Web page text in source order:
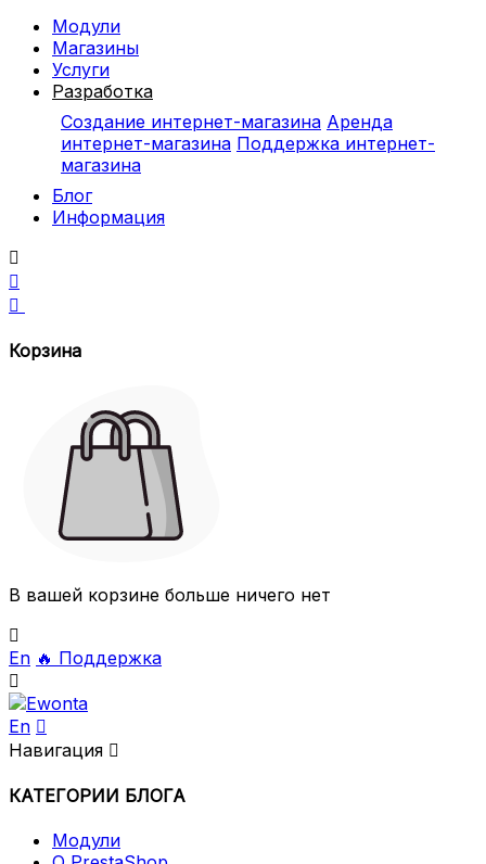
Модули
Магазины
Услуги
Разработка
Создание интернет-магазина Аренда
интернет-магазина Поддержка интернет-
магазина
Блог
Информация



Корзина
В вашей корзине больше ничего нет

En 🔥 Поддержка

En 
Навигация 
КАТЕГОРИИ БЛОГА
Модули